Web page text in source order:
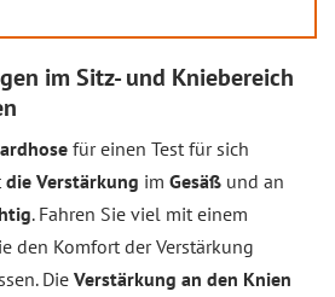
im Sitz- und Kniebereich
für einen Test für sich
die Verstärkung im Gesäß und an
. Fahren Sie viel mit einem
den Komfort der Verstärkung
Die Verstärkung an den Knien